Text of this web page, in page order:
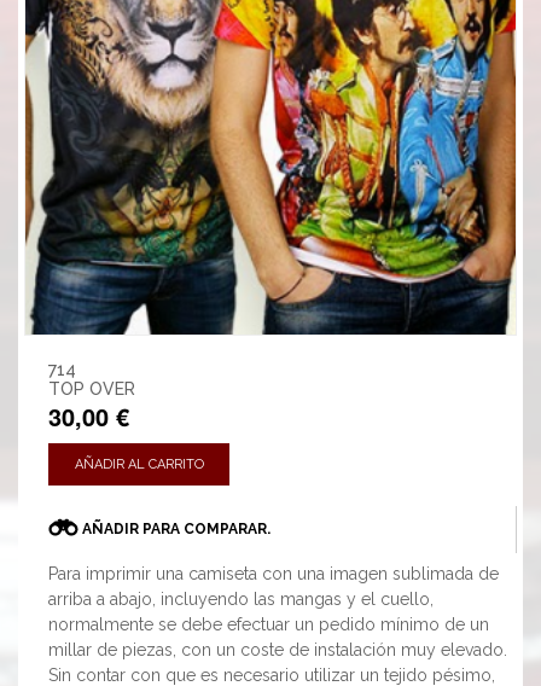
714
TOP OVER
30,00 €
AÑADIR AL CARRITO
AÑADIR PARA COMPARAR.
Para imprimir una camiseta con una imagen sublimada de
arriba a abajo, incluyendo las mangas y el cuello,
normalmente se debe efectuar un pedido mínimo de un
millar de piezas, con un coste de instalación muy elevado.
Sin contar con que es necesario utilizar un tejido pésimo,